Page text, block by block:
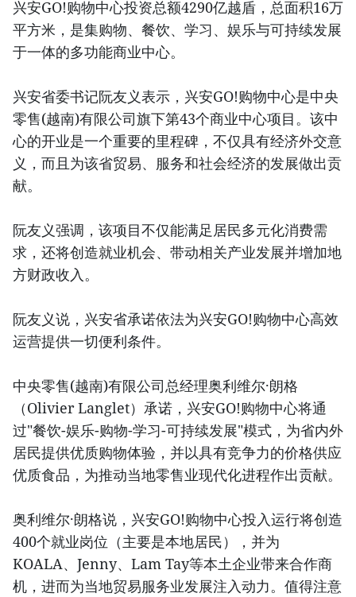
兴安GO!购物中心投资总额4290亿越盾，总面积16万
平方米，是集购物、餐饮、学习、娱乐与可持续发展
于一体的多功能商业中心。
兴安省委书记阮友义表示，兴安GO!购物中心是中央
零售(越南)有限公司旗下第43个商业中心项目。该中
心的开业是一个重要的里程碑，不仅具有经济外交意
义，而且为该省贸易、服务和社会经济的发展做出贡
献。
阮友义强调，该项目不仅能满足居民多元化消费需
求，还将创造就业机会、带动相关产业发展并增加地
方财政收入。
阮友义说，兴安省承诺依法为兴安GO!购物中心高效
运营提供一切便利条件。
中央零售(越南)有限公司总经理奥利维尔·朗格
（Olivier Langlet）承诺，兴安GO!购物中心将通
过"餐饮-娱乐-购物-学习-可持续发展"模式，为省内外
居民提供优质购物体验，并以具有竞争力的价格供应
优质食品，为推动当地零售业现代化进程作出贡献。
奥利维尔·朗格说，兴安GO!购物中心投入运行将创造
400个就业岗位（主要是本地居民），并为
KOALA、Jenny、Lam Tay等本土企业带来合作商
机，进而为当地贸易服务业发展注入动力。值得注意